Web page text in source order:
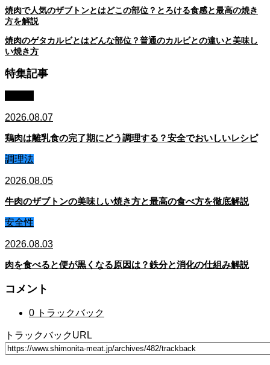
焼肉で人気のザブトンとはどこの部位？とろける食感と最高の焼き
方を解説
焼肉のゲタカルビとはどんな部位？普通のカルビとの違いと美味し
い焼き方
特集記事
2026.08.07
鶏肉は離乳食の完了期にどう調理する？安全でおいしいレシピ
調理法
2026.08.05
牛肉のザブトンの美味しい焼き方と最高の食べ方を徹底解説
安全性
2026.08.03
肉を食べると便が黒くなる原因は？鉄分と消化の仕組み解説
コメント
0 トラックバック
トラックバックURL